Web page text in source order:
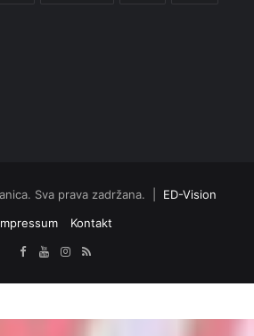
Sva prava zadržana. | ED-Vision
Kontakt